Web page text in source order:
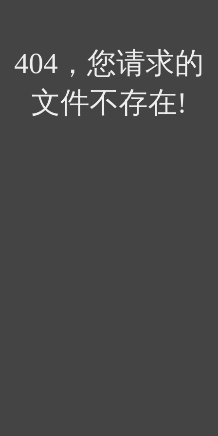
404，您请求的
文件不存在!